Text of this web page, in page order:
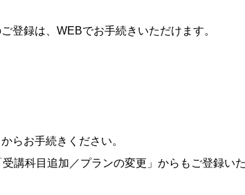
登録は、WEBでお手続きいただけます。
らお手続きください。
講科目追加／プランの変更」からもご登録いた